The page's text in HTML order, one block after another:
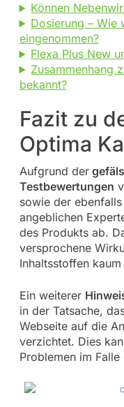
Können
Dosierung – Wie
eingenommen?
Flexa Plus New
Zusammenhang
bekannt?
Fazit zu
Optima
Aufgrund der
Testbewertungen
sowie der
angeblichen
des Produkts ab.
versprochene
Inhaltsstoffen
Ein weiterer
in der Tatsache,
Webseite auf die
verzichtet. Dies
Problemen im